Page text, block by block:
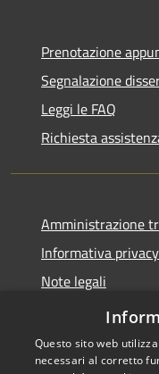
Prenotazione
Segnalazione
Leggi le FAQ
Richiesta
Amministrazione
Informativa privacy
Note legali
Dichiarazione di
Questo sito web
necessari al corretto